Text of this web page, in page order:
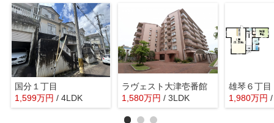
国分１丁目
1,599万円 / 4LDK
ラヴェスト大津壱番館
1,580万円 / 3LDK
雄琴６丁目
1,980万円